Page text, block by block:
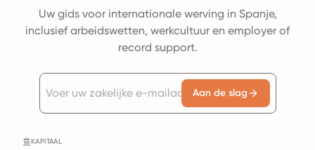
Uw gids voor internationale werving in Spanje,
inclusief arbeidswetten, werkcultuur en employer of
record support.
Aan de slag
KAPITAAL